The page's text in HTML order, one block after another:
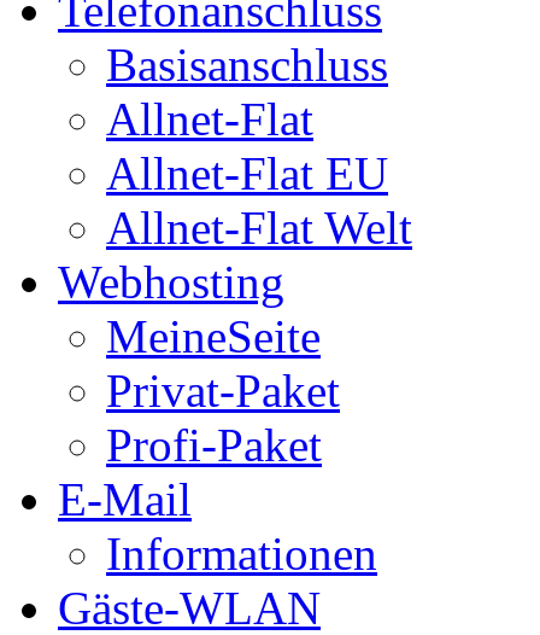
Basisanschluss
Allnet-Flat
Allnet-Flat EU
Allnet-Flat Welt
Webhosting
MeineSeite
Privat-Paket
Profi-Paket
E-Mail
Informationen
Gäste-WLAN